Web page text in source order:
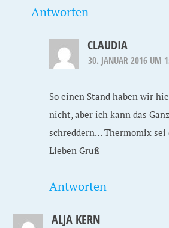
Antworten
CLAUDIA
30. JANUAR 2016 UM
So einen Stand haben wir
nicht, aber ich kann das
schreddern… Thermomix sei
Lieben Gruß
Antworten
ALJA KERN